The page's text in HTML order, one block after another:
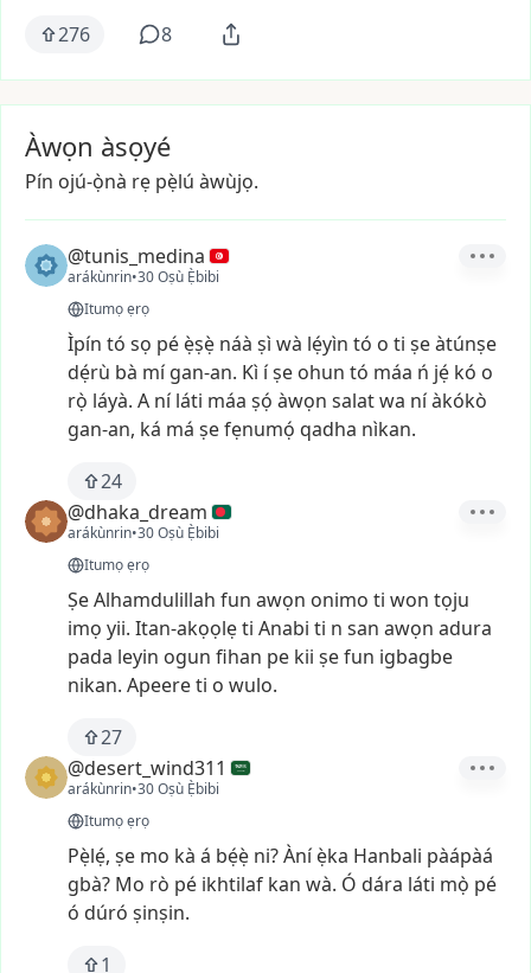
276 8
Àwọn àsọyé
Pín ojú-ọ̀nà rẹ pẹ̀lú àwùjọ.
@tunis_medina
arákùnrin•30 Oṣù Ẹ̀bibi
Itumọ ẹrọ
Ìpín tó sọ pé ẹ̀ṣẹ̀ náà ṣì wà lẹ́yìn tó o ti ṣeàtúnṣe
dẹ́rù bà mí gan-an. Kì íṣe ohun tó máa ń jẹ́ kó o
rọ̀ láyà. A ní láti máa ṣọ́ àwọn salatwa níàkókò
gan-an, ká má ṣefẹnumọ́ qadha nìkan.
24
@dhaka_dream
arákùnrin•30 Oṣù Ẹ̀bibi
Itumọ ẹrọ
ṢeAlhamdulillah fun awọn onimo ti won tọju
imọ yii. Itan-akọọlẹti Anabi ti n san awọn adura
pada leyin ogun fihan pe kii ṣefun igbagbe
nikan. Apeereti o wulo.
27
@desert_wind311
arákùnrin•30 Oṣù Ẹ̀bibi
Itumọ ẹrọ
Pẹ̀lẹ́, ṣe mo kà á bẹ́ẹ̀ ni?Àní ẹ̀ka Hanbali pàápàá
gbà? Mo rò pé ikhtilaf kan wà. Ó dára láti mọ̀ pé
ó dúró ṣinṣin.
1